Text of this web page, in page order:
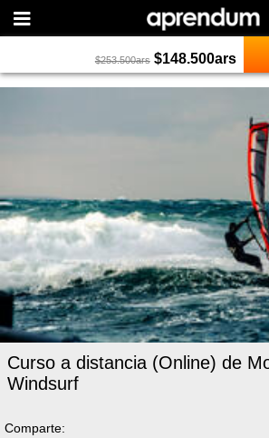
$253.500ars $148.500ars
Curso a distancia (Online) de
Windsurf
Comparte: